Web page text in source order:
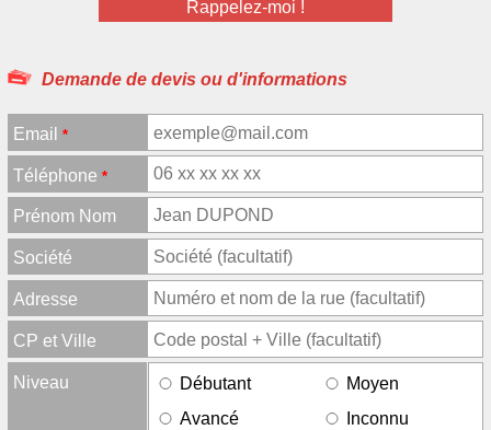
Demande de devis ou d'informations
Email*
Téléphone*
Prénom Nom
Société
Adresse
CP et Ville
Niveau Débutant
Moyen
Avancé
Inconnu